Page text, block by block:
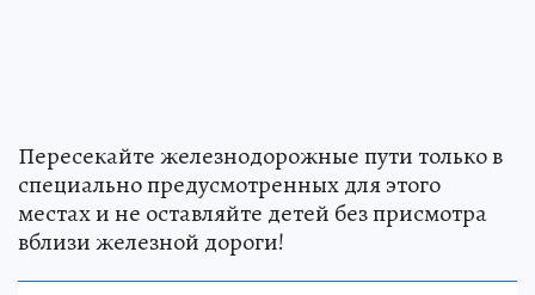
Пересекайте железнодорожные пути только в
специально предусмотренных для этого
местах и не оставляйте детей без присмотра
вблизи железной дороги!